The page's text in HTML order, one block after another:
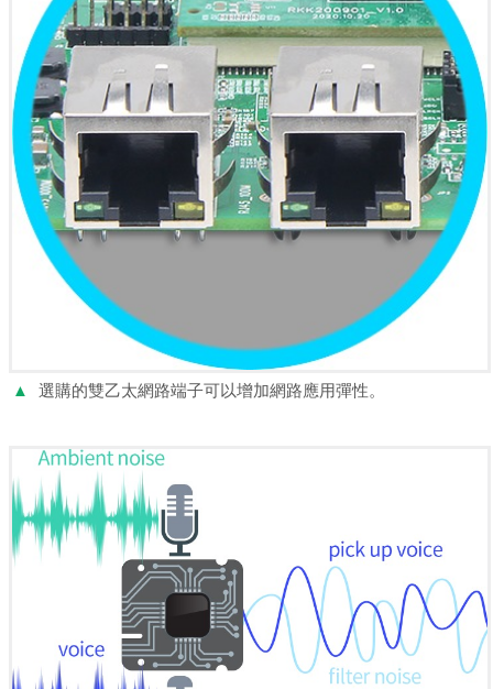
▲ 選購的雙乙太網路端子可以增加網路應用彈性。